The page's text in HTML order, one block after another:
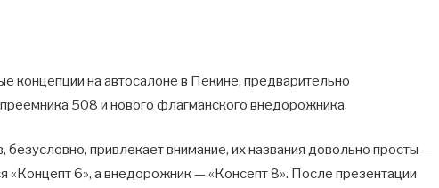
концепции на автосалоне в Пекине, предварительно
508 и нового флагманского внедорожника.
безусловно, привлекает внимание, их названия довольно просты —
«Концепт 6», а внедорожник — «Консепт 8». После презентации